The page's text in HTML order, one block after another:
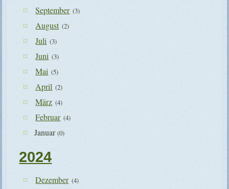
September (3)
August (2)
Juli (3)
Juni (3)
Mai (5)
April (2)
März (4)
Februar (4)
Januar(0)
2024
Dezember (4)